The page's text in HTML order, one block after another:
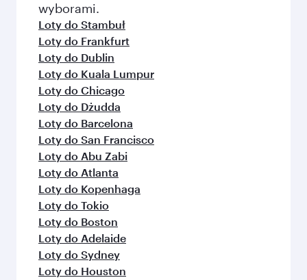
wyborami.
Loty do Stambuł
Loty do Frankfurt
Loty do Dublin
Loty do Kuala Lumpur
Loty do Chicago
Loty do Dżudda
Loty do Barcelona
Loty do San Francisco
Loty do Abu Zabi
Loty do Atlanta
Loty do Kopenhaga
Loty do Tokio
Loty do Boston
Loty do Adelaide
Loty do Sydney
Loty do Houston